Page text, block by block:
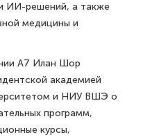
ИИ-решений, а также
медицины и
A7 Илан Шор
академией
и НИУ ВШЭ о
программ,
курсы,